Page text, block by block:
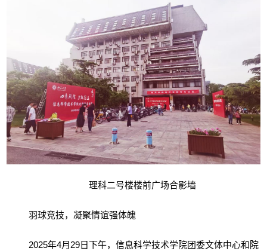
理科二号楼楼前广场合影墙
羽球竞技，凝聚情谊强体魄
2025年4月 29日下午，信息科学技术学院团委文体中心和院